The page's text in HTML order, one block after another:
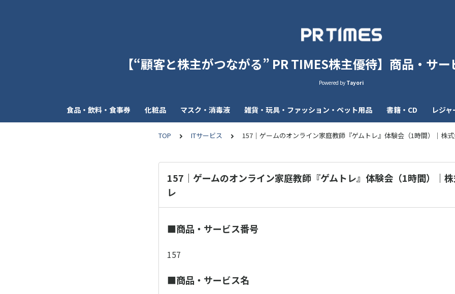
【“顧客と株主がつながる” PR TIMES株主優待】商品・サ
Powered by Tayori
食品・飲料・食事券 化粧品 マスク・消毒液 雑貨・玩具・ファッション・ペット用品 書籍・CD レジャ
TOP ITサービス 157｜ゲームのオンライン家庭教師『ゲムトレ』体験会（1時間）｜株
157｜ゲームのオンライン家庭教師『ゲムトレ』体験会（1時間）｜
レ
■商品・サービス番号
157
■商品・サービス名